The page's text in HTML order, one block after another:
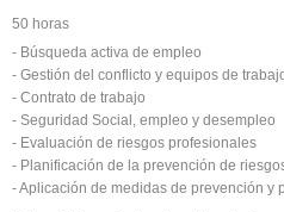
50 horas
- Búsqueda activa de empleo
- Gestión del conflicto y equipos de
- Contrato de trabajo
- Seguridad Social, empleo y desempleo
- Evaluación de riesgos profesionales
- Planificación de la prevención de
- Aplicación de medidas de prevención y